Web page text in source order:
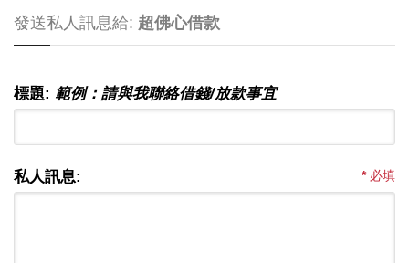
發送私人訊息給: 超佛心借款
標題: 範例：請與我聯絡借錢/放款事宜
*必填
私人訊息: